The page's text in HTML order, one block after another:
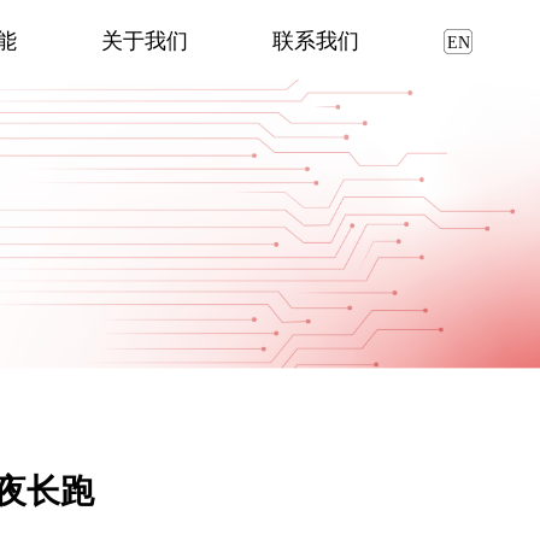
关于我们 联系我们
长跑